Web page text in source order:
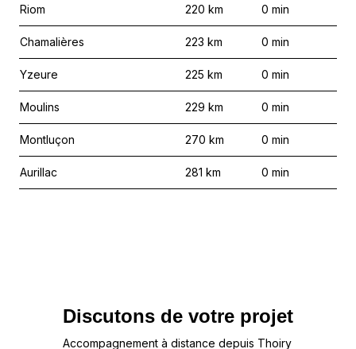
Riom 220 km 0 min
Chamalières 223 km 0 min
Yzeure 225 km 0 min
Moulins 229 km 0 min
Montluçon 270 km 0 min
Aurillac 281 km 0 min
Discutons de votre projet
Accompagnement à distance depuis Thoiry